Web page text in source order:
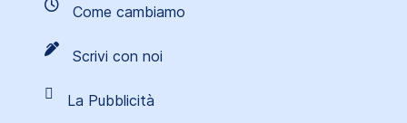
Come cambiamo
Scrivi con noi
La Pubblicità